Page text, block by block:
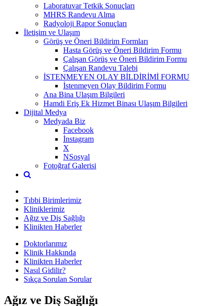
Laboratuvar Tetkik Sonuçları
MHRS Randevu Alma
Radyoloji Rapor Sonuçları
İletişim ve Ulaşım
Görüş ve Öneri Bildirim Formları
Hasta Görüş ve Öneri Bildirim Formu
Çalışan Görüş ve Öneri Bildirim Formu
Çalışan Randevu Talebi
İSTENMEYEN OLAY BİLDİRİMİ FORMU
İstenmeyen Olay Bildirim Formu
Ana Bina Ulaşım Bilgileri
Hamdi Eriş Ek Hizmet Binası Ulaşım Bilgileri
Dijital Medya
Medyada Biz
Facebook
İnstagram
X
NSosyal
Fotoğraf Galerisi
Tıbbi Birimlerimiz
Kliniklerimiz
Ağız ve Diş Sağlığı
Klinikten Haberler
Doktorlarımız
Klinik Hakkında
Klinikten Haberler
Nasıl Gidilir?
Sıkça Sorulan Sorular
Ağız ve Diş Sağlığı